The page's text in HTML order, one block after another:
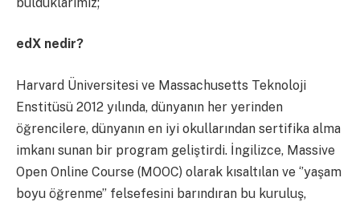
edX nedir?
Harvard Üniversitesi ve Massachusetts Teknoloji
Enstitüsü 2012 yılında, dünyanın her yerinden
öğrencilere, dünyanın en iyi okullarından sertifika alma
imkanı sunan bir program geliştirdi. İngilizce, Massive
Open Online Course (MOOC) olarak kısaltılan ve ‘’yaşam
boyu öğrenme’’ felsefesini barındıran bu kuruluş,